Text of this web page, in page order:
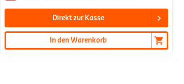
Direkt zur Kasse
In den Warenkorb